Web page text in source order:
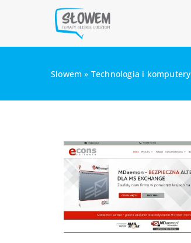
Slowem » Technologia i komputery